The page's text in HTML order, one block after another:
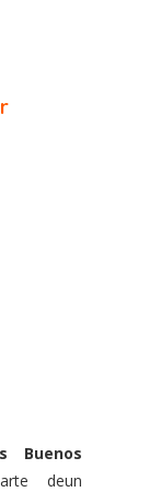
Buenos
deun